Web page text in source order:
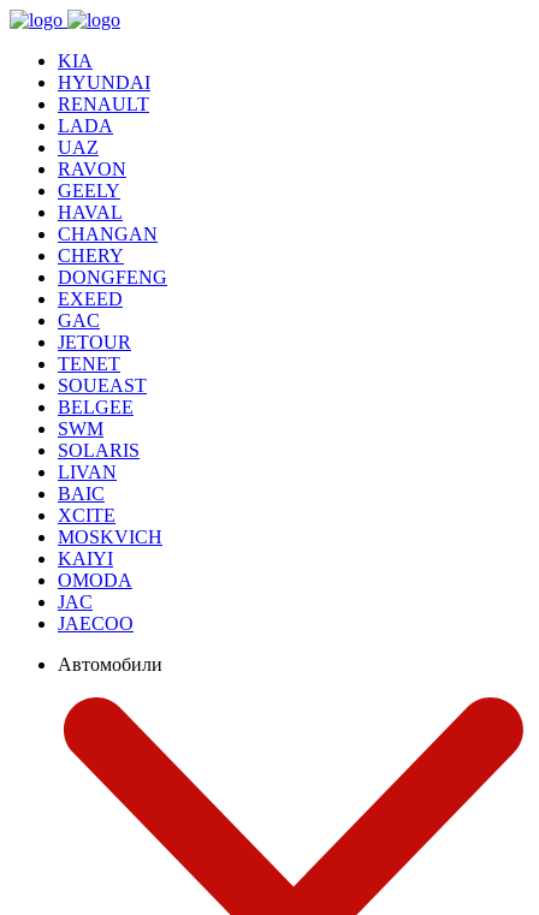
KIA
HYUNDAI
RENAULT
LADA
UAZ
RAVON
GEELY
HAVAL
CHANGAN
CHERY
DONGFENG
EXEED
GAC
JETOUR
TENET
SOUEAST
BELGEE
SWM
SOLARIS
LIVAN
BAIC
XCITE
MOSKVICH
KAIYI
OMODA
JAC
JAECOO
Автомобили